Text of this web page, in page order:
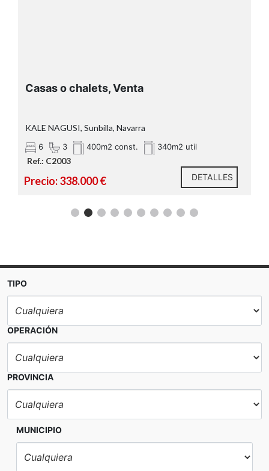
Casas o chalets, Venta
KALE NAGUSI, Sunbilla, Navarra
6 3 400m2 const. 340m2 util
Ref.: C2003
Precio: 338.000 € DETALLES
TIPO
OPERACIÓN
PROVINCIA
MUNICIPIO